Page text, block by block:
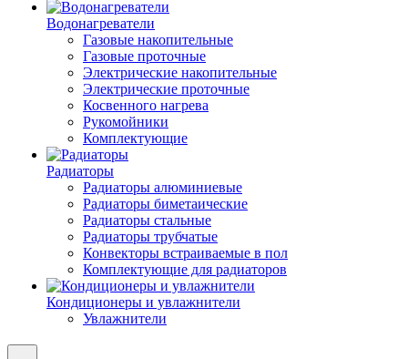
Водонагреватели
Газовые накопительные
Газовые проточные
Электрические накопительные
Электрические проточные
Косвенного нагрева
Рукомойники
Комплектующие
Радиаторы
Радиаторы алюминиевые
Радиаторы биметаические
Радиаторы стальные
Радиаторы трубчатые
Конвекторы встраиваемые в пол
Комплектующие для радиаторов
Кондиционеры и увлажнители
Увлажнители